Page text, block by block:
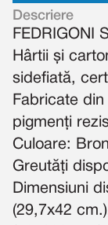
Descriere
FEDRIGONI
Hârtii și
sidefiată,
Fabricate
pigmenți
Culoare:
Greutăți
Dimensiuni
(29,7x42